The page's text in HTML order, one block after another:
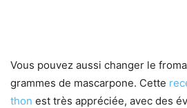
Vous pouvez aussi changer le
grammes de mascarpone. Cette
thon est très appréciée, avec des